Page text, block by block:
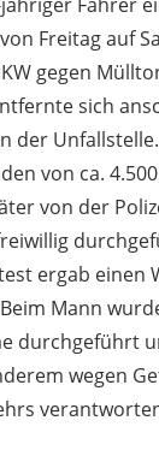
Freitag auf
gegen
sich
der
von ca.
von der
ergab einen
Mann
durchgeführt
wegen